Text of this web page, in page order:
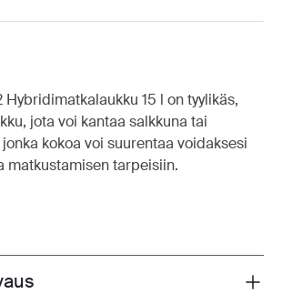
15 l on tyylikäs,
jota voi kantaa salkkuna tai
kokoa voi suurentaa voidaksesi
matkustamisen tarpeisiin.